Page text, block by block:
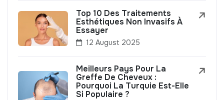
Top 10 Des Traitements
Esthétiques Non Invasifs À
Essayer
12 August 2025
Meilleurs Pays Pour La
Greffe De Cheveux :
Pourquoi La Turquie Est-Elle
Si Populaire ?